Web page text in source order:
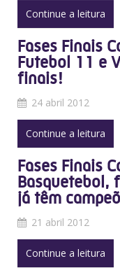
Continue a leitura
Fases Finais
Futebol 11 e
finais!
24 abril 2012
Continue a leitura
Fases Finais
Basquetebol,
já têm
21 abril 2012
Continue a leitura